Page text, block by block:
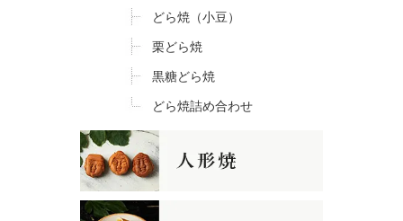
どら焼（小豆）
栗どら焼
黒糖どら焼
どら焼詰め合わせ